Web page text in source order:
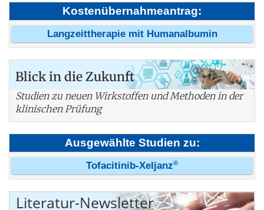
Kostenübernahmeantrag:
Langzeittherapie mit Humanalbumin
Blick in die Zukunft
Studien zu neuen Wirkstoffen und Methoden in der
klinischen Prüfung
Ausgewählte Studien zu:
Tofacitinib-Xeljanz®
Literatur-Newsletter